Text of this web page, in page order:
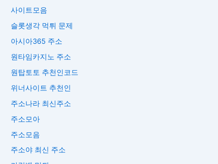
사이트모음
슬롯생각 먹튀 문제
아시아365 주소
원타임카지노 주소
원탑토토 추천인코드
위너사이트 추천인
주소나라 최신주소
주소모아
주소모음
주소야 최신 주소